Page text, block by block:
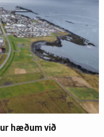
hæðum við